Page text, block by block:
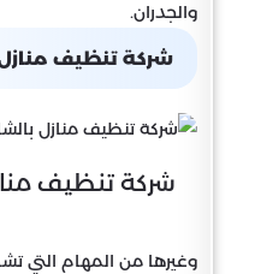
والجدران.
شركة تنظيف
شركة تنظيف
وغيرها من المهام التي